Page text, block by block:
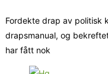
Fordekte drap av politisk
drapsmanual, og
har fått nok